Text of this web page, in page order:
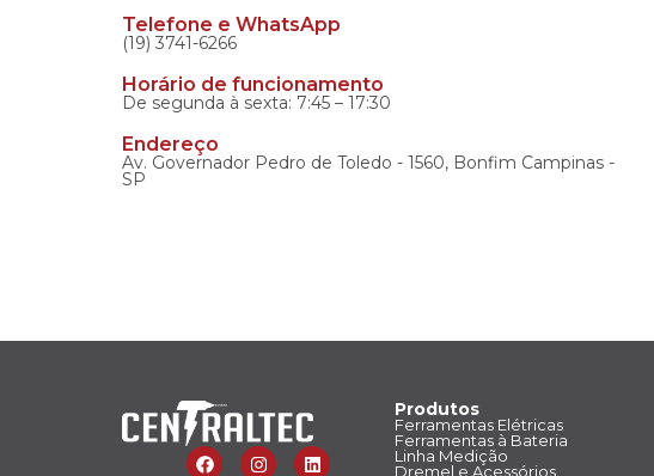
Telefone e WhatsApp
(19) 3741-6266
Horário de funcionamento
De segunda à sexta: 7:45 – 17:30
Endereço
Av. Governador Pedro de Toledo - 1560, Bonfim Campinas -
SP
Produtos
Ferramentas Elétricas
Ferramentas à Bateria
Linha Medição
Dremel e Acessórios